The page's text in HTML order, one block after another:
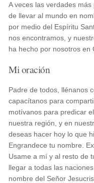
A veces las verdades
de llevar al mundo en
por medio del Espíritu
nos encontramos, y
ha hecho por nosotros en
Mi oración
Padre de todos, llénanos
capacítanos para
motívanos para predicar
nuestra región, y en
deseas hacer hoy lo que
Engrandece tu nombre.
Usame a mí y al resto de
llegar a todas las
nombre del Señor